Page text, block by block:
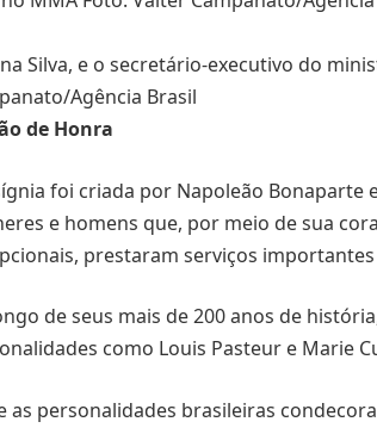
Silva, e o secretário-executivo do
Agência Brasil
de Honra
foi criada por Napoleão Bonaparte
e homens que, por meio de sua
prestaram serviços importantes
de seus mais de 200 anos de
como Louis Pasteur e Marie
as personalidades brasileiras